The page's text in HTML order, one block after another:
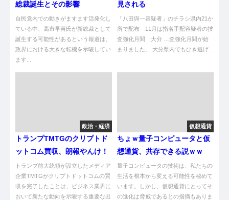
総裁誕生とその影響
自民党内での動きがますます活発化し
ている中、高市早苗氏が新総裁として
誕生する可能性があるという報道は、
政界における大きな転機を示唆してい
ます...
見される
「八田與一容疑者」のチラシ県内21か
所で配布 11月は指名手配容疑者の捜
査強化月間 大分 …査強化月間が始
まりました。 大分県内でもひき逃げ...
政治・経済
トランプTMTGのクリプトド
ットコム買収、朗報やんけ！
トランプ前大統領が設立したメディア
企業TMTGがクリプトドットコムの買
収を完了したことは、ビジネス業界に
おいて新たな動向を示唆する重要な出
仮想通貨
ちょｗ量子コンピュータと仮
想通貨、共存できる説ｗｗ
量子コンピュータの技術は、私たちの
生活を根本から変える可能性を秘めて
います。しかし、仮想通貨にとってそ
の進化は脅威であるとの指摘もありま